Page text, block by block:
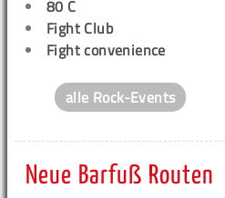
80 C
Fight Club
Fight convenience
alle Rock-Events
Neue Barfuß Routen